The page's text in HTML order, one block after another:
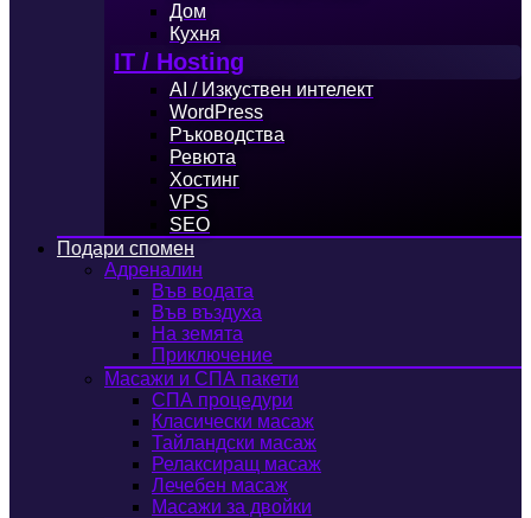
Дом
Кухня
IT / Hosting
AI / Изкуствен интелект
WordPress
Ръководства
Ревюта
Хостинг
VPS
SEO
Подари спомен
Адреналин
Във водата
Във въздуха
На земята
Приключение
Масажи и СПА пакети
СПА процедури
Класически масаж
Тайландски масаж
Релаксиращ масаж
Лечебен масаж
Масажи за двойки